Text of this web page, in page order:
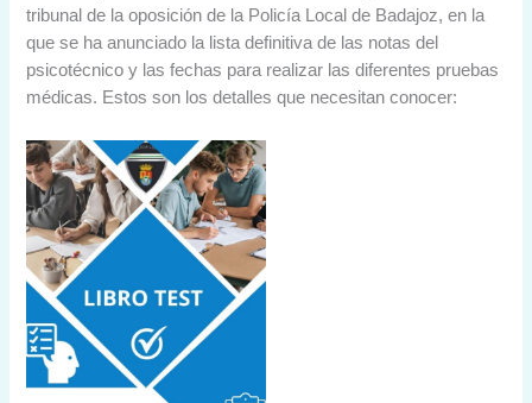
tribunal de la oposición de la Policía Local de Badajoz, en la
que se ha anunciado la lista definitiva de las notas del
psicotécnico y las fechas para realizar las diferentes pruebas
médicas. Estos son los detalles que necesitan conocer: